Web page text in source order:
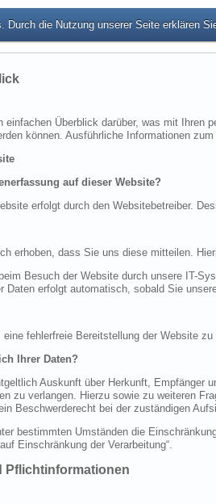
Durch die Nutzung unserer Seite erklären
einfachen Überblick darüber, was mit
können. Ausführliche Informationen
auf dieser Website?
erfolgt durch den Websitebetreiber.
erhoben, dass Sie uns diese mitteilen.
Besuch der Website durch unsere IT-
erfolgt automatisch, sobald Sie
fehlerfreie Bereitstellung der Website
Ihrer Daten?
Auskunft über Herkunft, Empfänger
zu verlangen. Hierzu sowie zu weiteren
Beschwerderecht bei der zuständigen
bestimmten Umständen die
Einschränkung der Verarbeitung“.
Pflichtinformationen